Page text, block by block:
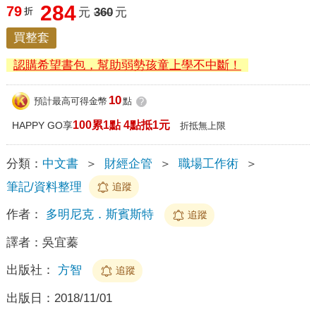
79 折 284 元 360 元
買整套
認購希望書包，幫助弱勢孩童上學不中斷！
預計最高可得金幣 10點 ?
HAPPY GO享100累1點 4點抵1元 折抵無上限
分類： 中文書 ＞ 財經企管 ＞ 職場工作術
＞
筆記/資料整理
追蹤
作者： 多明尼克．斯賓斯特 追蹤
譯者： 吳宜蓁
出版社： 方智 追蹤
出版日： 2018/11/01